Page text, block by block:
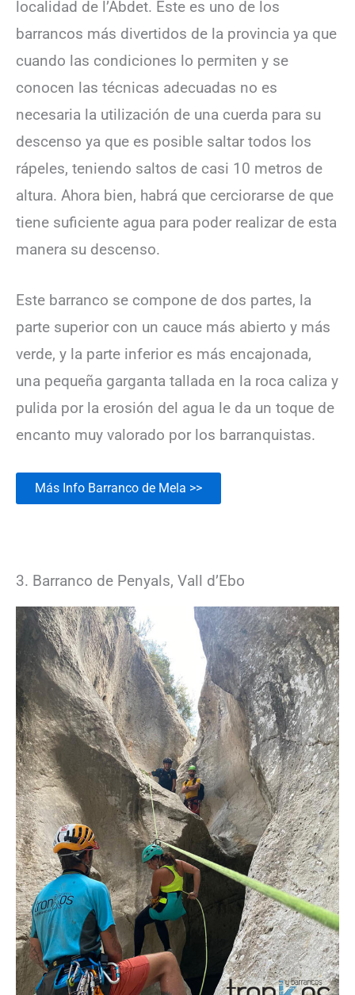
localidad de l’Abdet. Este es uno de los
barrancos más divertidos de la provincia ya que
cuando las condiciones lo permiten y se
conocen las técnicas adecuadas no es
necesaria la utilización de una cuerda para su
descenso ya que es posible saltar todos los
rápeles, teniendo saltos de casi 10 metros de
altura. Ahora bien, habrá que cerciorarse de que
tiene suficiente agua para poder realizar de esta
manera su descenso.
Este barranco se compone de dos partes, la
parte superior con un cauce más abierto y más
verde, y la parte inferior es más encajonada,
una pequeña garganta tallada en la roca caliza y
pulida por la erosión del agua le da un toque de
encanto muy valorado por los barranquistas.
Más Info Barranco de Mela >>
3. Barranco de Penyals, Vall d’Ebo